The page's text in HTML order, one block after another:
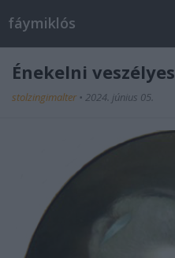
fáymiklós
Énekelni veszélyes
stolzingimalter • 2024. június 05.